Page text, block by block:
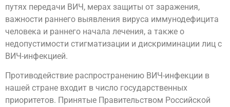
путях передачи ВИЧ, мерах защиты от заражения,
важности раннего выявления вируса иммунодефицита
человека и раннего начала лечения, а также о
недопустимости стигматизации и дискриминации лиц с
ВИЧ-инфекцией.
Противодействие распространению ВИЧ-инфекции в
нашей стране входит в число государственных
приоритетов. Принятые Правительством Российской